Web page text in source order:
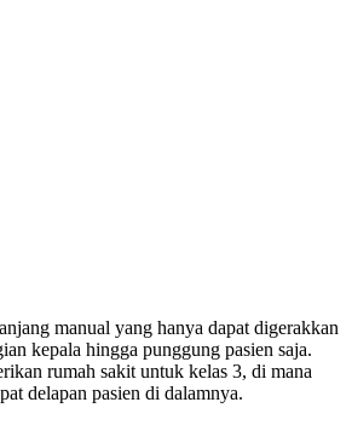
manual yang hanya dapat digerakkan
kepala hingga punggung pasien saja.
rumah sakit untuk kelas 3, di mana
delapan pasien di dalamnya.